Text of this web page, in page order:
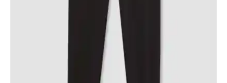
Çocuklar İçin Uzun Kollu Takımların
Karşılaştırması: Konfor ve Şıklık Analizi
İki popüler çocuk uzun kollu takımı detaylı karşılaştırması. Konfor,
şıklık ve bakım özellikleriyle ebeveynlere rehberlik eden bilgiler
Lela Kız Çocuklar İçin Peluş Astarlı Kapüşonlu